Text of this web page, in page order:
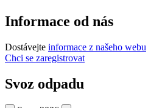
Informace od nás
Dostávejte informace z našeho webu
Chci se zaregistrovat
Svoz odpadu